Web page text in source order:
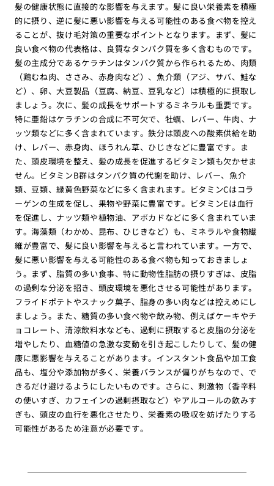
髪の健康状態に直接的な影響を与えます。髪に良い栄養素を積極
的に摂り、逆に髪に悪い影響を与える可能性のある食べ物を控え
ることが、抜け毛対策の重要なポイントとなります。まず、髪に
良い食べ物の代表格は、良質なタンパク質を多く含むものです。
髪の主成分であるケラチンはタンパク質から作られるため、肉類
（鶏むね肉、ささみ、赤身肉など）、魚介類（アジ、サバ、鮭な
ど）、卵、大豆製品（豆腐、納豆、豆乳など）は積極的に摂取し
ましょう。次に、髪の成長をサポートするミネラルも重要です。
特に亜鉛はケラチンの合成に不可欠で、牡蠣、レバー、牛肉、ナ
ッツ類などに多く含まれています。鉄分は頭皮への酸素供給を助
け、レバー、赤身肉、ほうれん草、ひじきなどに豊富です。ま
た、頭皮環境を整え、髪の成長を促進するビタミン類も欠かせま
せん。ビタミンB群はタンパク質の代謝を助け、レバー、魚介
類、豆類、緑黄色野菜などに多く含まれます。ビタミンCはコラ
ーゲンの生成を促し、果物や野菜に豊富です。ビタミンEは血行
を促進し、ナッツ類や植物油、アボカドなどに多く含まれていま
す。海藻類（わかめ、昆布、ひじきなど）も、ミネラルや食物繊
維が豊富で、髪に良い影響を与えると言われています。一方で、
髪に悪い影響を与える可能性のある食べ物も知っておきましょ
う。まず、脂質の多い食事、特に動物性脂肪の摂りすぎは、皮脂
の過剰な分泌を招き、頭皮環境を悪化させる可能性があります。
フライドポテトやスナック菓子、脂身の多い肉などは控えめにし
ましょう。また、糖質の多い食べ物や飲み物、例えばケーキやチ
ョコレート、清涼飲料水なども、過剰に摂取すると皮脂の分泌を
増やしたり、血糖値の急激な変動を引き起こしたりして、髪の健
康に悪影響を与えることがあります。インスタント食品や加工食
品も、塩分や添加物が多く、栄養バランスが偏りがちなので、で
きるだけ避けるようにしたいものです。さらに、刺激物（香辛料
の使いすぎ、カフェインの過剰摂取など）やアルコールの飲みす
ぎも、頭皮の血行を悪化させたり、栄養素の吸収を妨げたりする
可能性があるため注意が必要です。